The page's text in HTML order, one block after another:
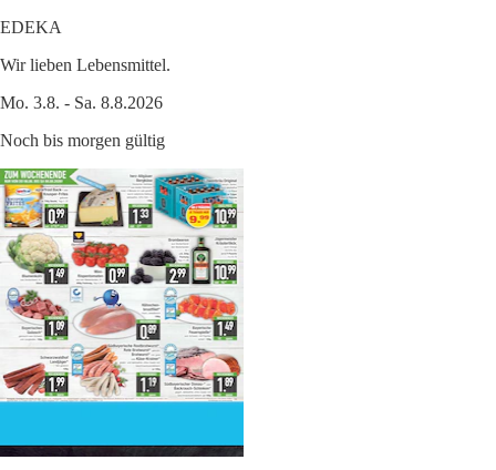
EDEKA
Wir lieben Lebensmittel.
Mo. 3.8. - Sa. 8.8.2026
Noch bis morgen gültig